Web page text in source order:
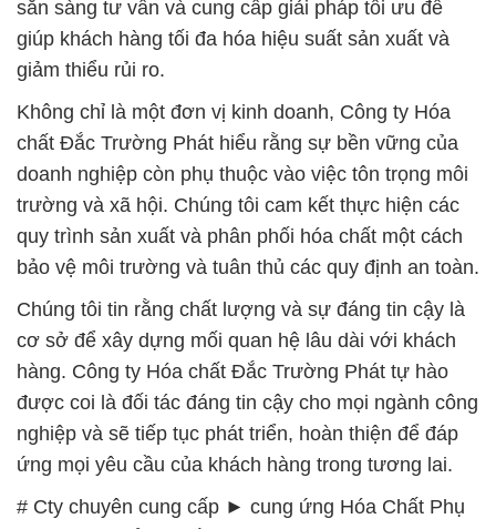
sẵn sàng tư vấn và cung cấp giải pháp tối ưu để
giúp khách hàng tối đa hóa hiệu suất sản xuất và
giảm thiểu rủi ro.
Không chỉ là một đơn vị kinh doanh, Công ty Hóa
chất Đắc Trường Phát hiểu rằng sự bền vững của
doanh nghiệp còn phụ thuộc vào việc tôn trọng môi
trường và xã hội. Chúng tôi cam kết thực hiện các
quy trình sản xuất và phân phối hóa chất một cách
bảo vệ môi trường và tuân thủ các quy định an toàn.
Chúng tôi tin rằng chất lượng và sự đáng tin cậy là
cơ sở để xây dựng mối quan hệ lâu dài với khách
hàng. Công ty Hóa chất Đắc Trường Phát tự hào
được coi là đối tác đáng tin cậy cho mọi ngành công
nghiệp và sẽ tiếp tục phát triển, hoàn thiện để đáp
ứng mọi yêu cầu của khách hàng trong tương lai.
# Cty chuyên cung cấp ► cung ứng Hóa Chất Phụ